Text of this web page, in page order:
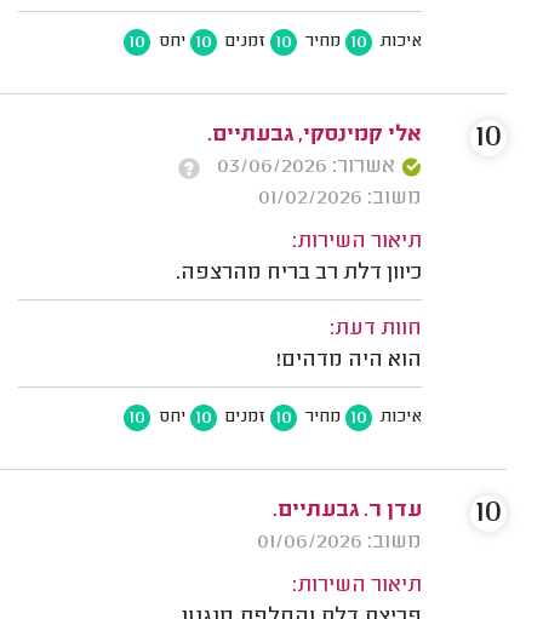
איכות 10 מחיר 10 זמנים 10 יחס 10
אלי קמינסקי, גבעתיים.
אשרור: 03/06/2026
משוב: 01/02/2026
תיאור השירות:
כיוון דלת רב בריח מהרצפה.
חוות דעת:
הוא היה מדהים!
איכות 10 מחיר 10 זמנים 10 יחס 10
10
עדן ר. גבעתיים.
משוב: 01/06/2026
תיאור השירות:
10